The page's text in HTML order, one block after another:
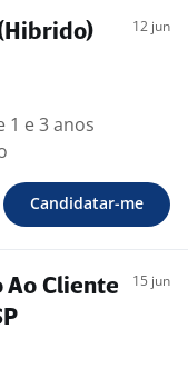
12 jun
1 e 3 anos
Candidatar-me
Cliente
15 jun